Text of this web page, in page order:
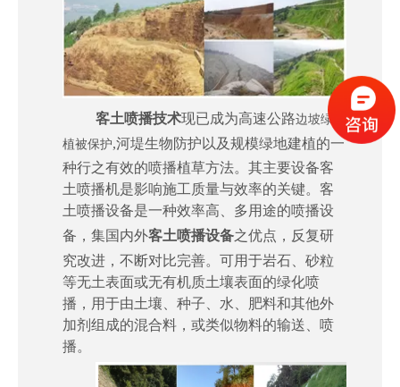
客土喷播技术现已成为高速公路边坡绿化
植被保护,河堤生物防护以及规模绿地建植的一
种行之有效的喷播植草方法。其主要设备客
土喷播机是影响施工质量与效率的关键。客
土喷播设备是一种效率高、多用途的喷播设
备，集国内外客土喷播设备之优点，反复研
究改进，不断对比完善。可用于岩石、砂粒
等无土表面或无有机质土壤表面的绿化喷
播，用于由土壤、种子、水、肥料和其他外
加剂组成的混合料，或类似物料的输送、喷
播。